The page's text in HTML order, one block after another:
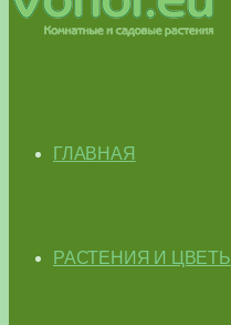
ГЛАВНАЯ
РАСТЕНИЯ И ЦВЕТЫ